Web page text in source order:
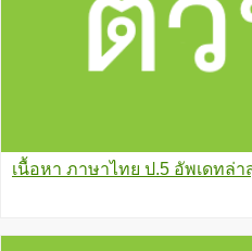
เนื้อหา ภาษาไทย ป.5 อัพเดทล่